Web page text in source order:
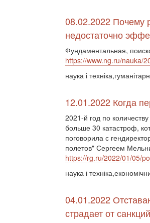
08.02.2022 Почему
недостаточно
Фундаментальная,
https://www.ng.ru/nauka/
наука і
12.01.2022 Когда
2021-й год по
больше 30 катастроф,
поговорила с
полетов" Сергеем
https://rg.ru/2022/01/05/
наука і
04.01.2022
страдает от